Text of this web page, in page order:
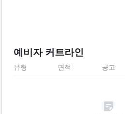
예비자 커트라인
유형 면적 공고